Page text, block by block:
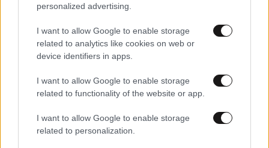
personalized advertising.
I want to allow Google to enable storage
related to analytics like cookies on web or
device identifiers in apps.
I want to allow Google to enable storage
related to functionality of the website or app.
I want to allow Google to enable storage
related to personalization.